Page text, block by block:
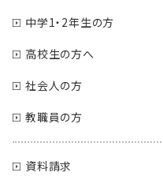
中学1・2年生の方
高校生の方へ
社会人の方
教職員の方
資料請求